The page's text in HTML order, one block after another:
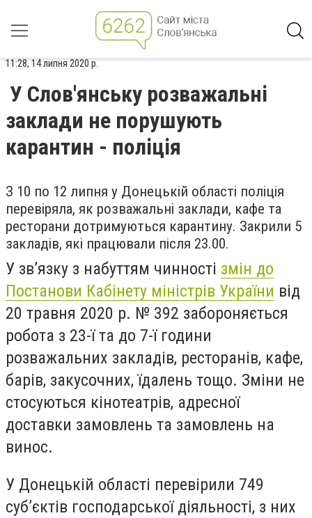
11:28, 14 липня 2020 р.
У Слов'янську розважальні
заклади не порушують
карантин - поліція
З 10 по 12 липня у Донецькій області поліція
перевіряла, як розважальні заклади, кафе та
ресторани дотримуються карантину. Закрили 5
закладів, які працювали після 23.00.
У зв’язку з набуттям чинності змін до
Постанови Кабінету міністрів України від
20 травня 2020 р. № 392 забороняється
робота з 23-ї та до 7-ї години
розважальних закладів, ресторанів, кафе,
барів, закусочних, їдалень тощо. Зміни не
стосуються кінотеатрів, адресної
доставки замовлень та замовлень на
винос.
У Донецькій області перевірили 749
суб’єктів господарської діяльності, з них